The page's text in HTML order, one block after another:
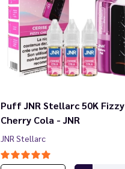
Puff JNR Stellarc 50K Fizzy
Cherry Cola - JNR
JNR Stellarc